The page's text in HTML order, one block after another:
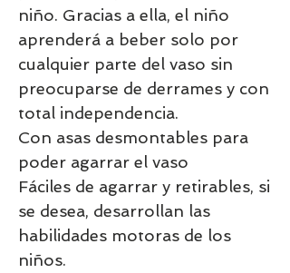
niño. Gracias a ella, el niño
aprenderá a beber solo por
cualquier parte del vaso sin
preocuparse de derrames y con
total independencia.
Con asas desmontables para
poder agarrar el vaso
Fáciles de agarrar y retirables, si
se desea, desarrollan las
habilidades motoras de los
niños.